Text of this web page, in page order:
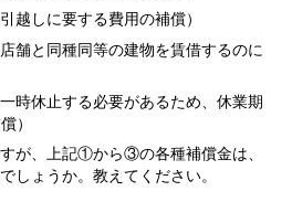
越しに要する費用の補償）
舗と同種同等の建物を賃借するのに
時休止する必要があるため、休業期
）
が、上記①から③の各種補償金は、
しょうか。教えてください。